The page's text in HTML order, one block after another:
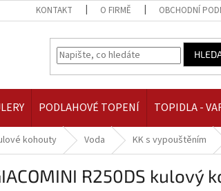
KONTAKT O FIRMĚ OBCHODNÍ
PODLAHOVÉ TOPENÍ TOPIDLA -
kohouty Voda KK s vypouštěním
R250DS